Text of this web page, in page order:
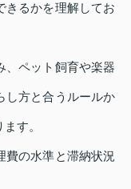
きるかを理解してお
、ペット飼育や楽器
し方と合うルールか
す。
費の水準と滞納状況